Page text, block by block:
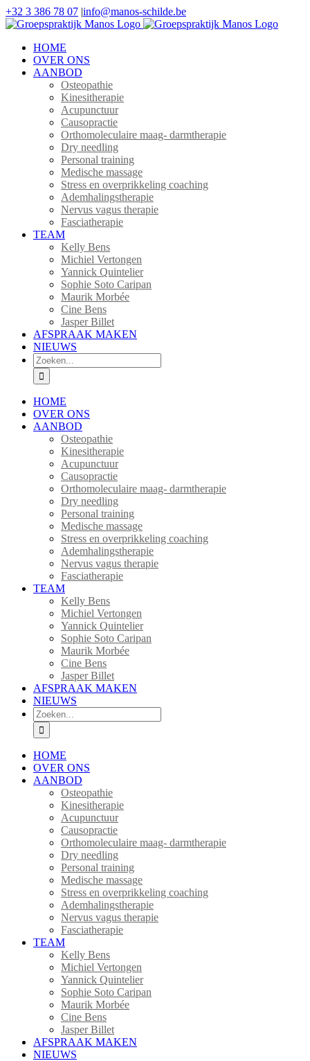
Ga
naar
+32 3 386 78 07 |info@manos-schilde.be
Facebook
Instagram
HOME
OVER ONS
AANBOD
Osteopathie
Kinesitherapie
Acupunctuur
Causopractie
Orthomoleculaire maag- darmtherapie
Dry needling
Personal training
Medische massage
Stress en overprikkeling coaching
Ademhalingstherapie
Nervus vagus therapie
Fasciatherapie
TEAM
Kelly Bens
Michiel Vertongen
Yannick Quintelier
Sophie Soto Caripan
Maurik Morbée
Cine Bens
Jasper Billet
AFSPRAAK MAKEN
NIEUWS
Zoeken
naar:
HOME
OVER ONS
AANBOD
Osteopathie
Kinesitherapie
Acupunctuur
Causopractie
Orthomoleculaire maag- darmtherapie
Dry needling
Personal training
Medische massage
Stress en overprikkeling coaching
Ademhalingstherapie
Nervus vagus therapie
Fasciatherapie
TEAM
Kelly Bens
Michiel Vertongen
Yannick Quintelier
Sophie Soto Caripan
Maurik Morbée
Cine Bens
Jasper Billet
AFSPRAAK MAKEN
NIEUWS
Zoeken
naar:
HOME
OVER ONS
AANBOD
Osteopathie
Kinesitherapie
Acupunctuur
Causopractie
Orthomoleculaire maag- darmtherapie
Dry needling
Personal training
Medische massage
Stress en overprikkeling coaching
Ademhalingstherapie
Nervus vagus therapie
Fasciatherapie
TEAM
Kelly Bens
Michiel Vertongen
Yannick Quintelier
Sophie Soto Caripan
Maurik Morbée
Cine Bens
Jasper Billet
AFSPRAAK MAKEN
NIEUWS